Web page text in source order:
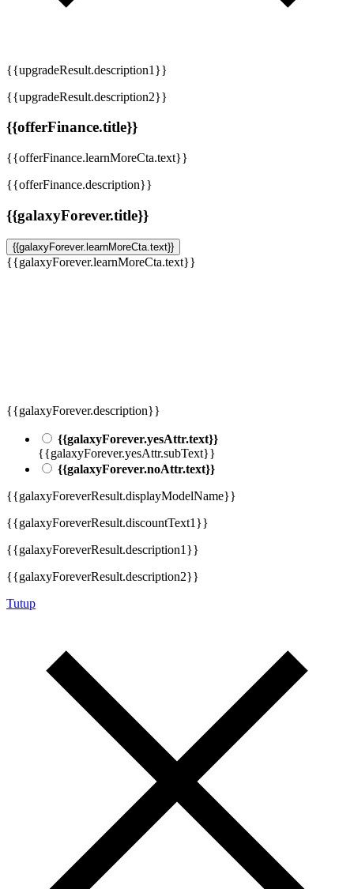
{{upgradeResult.description1}}
{{upgradeResult.description2}}
{{offerFinance.title}}
{{offerFinance.learnMoreCta.text}}
{{offerFinance.description}}
{{galaxyForever.title}}
{{galaxyForever.learnMoreCta.text}}
{{galaxyForever.learnMoreCta.text}}
{{galaxyForever.description}}
{{galaxyForever.yesAttr.text}}
{{galaxyForever.yesAttr.subText}}
{{galaxyForever.noAttr.text}}
{{galaxyForeverResult.displayModelName}}
{{galaxyForeverResult.discountText1}}
{{galaxyForeverResult.description1}}
{{galaxyForeverResult.description2}}
Tutup